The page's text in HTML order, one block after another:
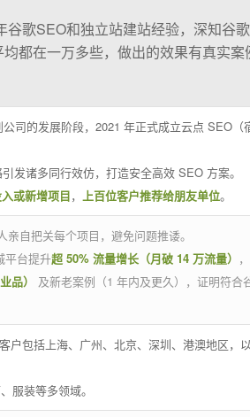
歌SEO和独立站建站经验，深知谷
都在一万多些，做出的效果有真实
司的发展阶段，2021 年正式成立云点 SEO
发诸多同行效仿，打造安全高效 SEO 方案。
或新增项目， 上百位客户推荐给朋友单位。
自把关每个项目，避免问题推诿。
平台提升超 50% 流量增长（月破 14 万流量）
品）
及新老案例（1 年内及更久），证明符
包括上海、广州、北京、深圳、港澳地区，
服装等多领域。